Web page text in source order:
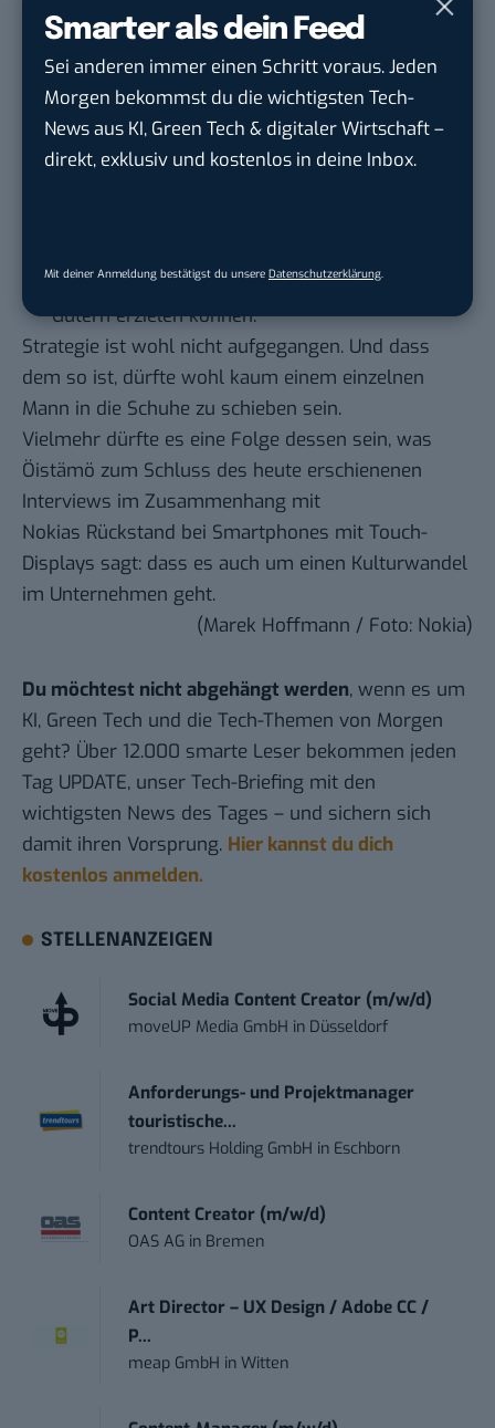
Smarter als dein Feed
Sei anderen immer einen Schritt voraus. Jeden
Morgen bekommst du die wichtigsten Tech-
News aus KI, Green Tech & digitaler Wirtschaft –
direkt, exklusiv und kostenlos in deine Inbox.
Mit deiner Anmeldung bestätigst du unsere Datenschutzerklärung
Software zahlungskräftige Kunden in
entwickelten Märkten wie den USA und
Europa an sich. Nokia zielt hingegen vor
allem auf eine Vormachtstellung in
Schwellenmärkten. In Indien und Indonesien
sie auf umliegenden Märkten mit ihren
Gütern erzielen können.
Strategie ist wohl nicht aufgegangen. Und dass
dem so ist, dürfte wohl kaum einem einzelnen
Mann in die Schuhe zu schieben sein.
Vielmehr dürfte es eine Folge dessen sein, was
Öistämö zum Schluss des heute erschienenen
Interviews im Zusammenhang mit
Nokias Rückstand bei Smartphones mit Touch-
Displays sagt: dass es auch um einen Kulturwandel
im Unternehmen geht.
(Marek Hoffmann / Foto: Nokia)
Du möchtest nicht abgehängt werden, wenn es um
KI, Green Tech und die Tech-Themen von Morgen
geht? Über 12.000 smarte Leser bekommen jeden
Tag UPDATE, unser Tech-Briefing mit den
wichtigsten News des Tages – und sichern sich
damit ihren Vorsprung. Hier kannst du dich
kostenlos anmelden.
STELLENANZEIGEN
Social Media Content Creator (m/w/d)
moveUP Media GmbH in Düsseldorf
Anforderungs- und Projektmanager
touristische...
trendtours Holding GmbH in Eschborn
Content Creator (m/w/d)
OAS AG in Bremen
Art Director – UX Design / Adobe CC /
P...
meap GmbH inWitten